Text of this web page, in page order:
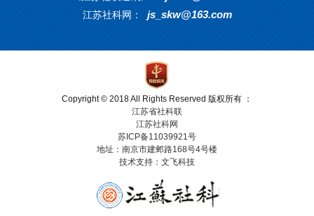
江苏社科网： js_skw@163.com
Copyright © 2018 All Rights Reserved 版权所有 ：
江苏省社科联
江苏社科网
苏ICP备11039921号
地址：南京市建邺路168号4号楼
技术支持：文飞科技